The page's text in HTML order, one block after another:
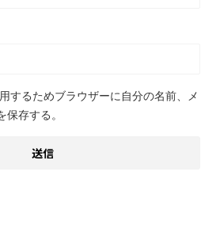
するためブラウザーに自分の名前、メ
存する。